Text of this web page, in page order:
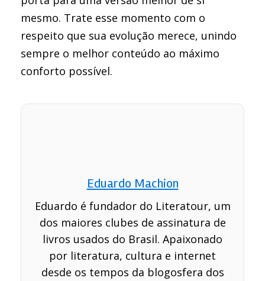
mesmo. Trate esse momento com o
respeito que sua evolução merece, unindo
sempre o melhor conteúdo ao máximo
conforto possível.
Eduardo Machion
Eduardo é fundador do Literatour, um
dos maiores clubes de assinatura de
livros usados do Brasil. Apaixonado
por literatura, cultura e internet
desde os tempos da blogosfera dos